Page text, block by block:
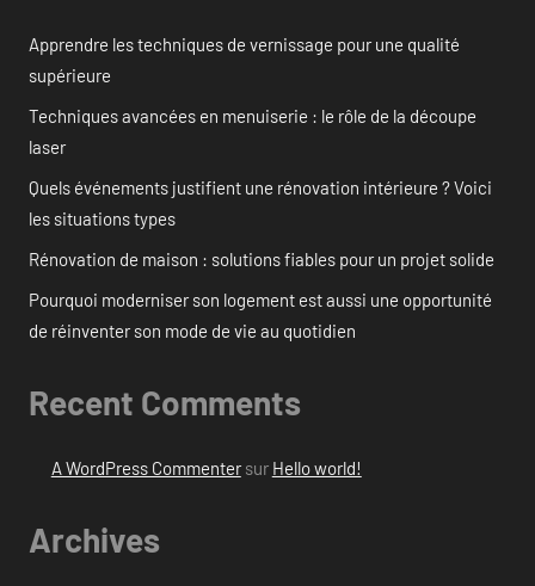
Apprendre les techniques de vernissage pour une qualité
supérieure
Techniques avancées en menuiserie : le rôle de la découpe
laser
Quels événements justifient une rénovation intérieure ? Voici
les situations types
Rénovation de maison : solutions fiables pour un projet solide
Pourquoi moderniser son logement est aussi une opportunité
de réinventer son mode de vie au quotidien
Recent Comments
A WordPress Commentersur Hello world!
Archives